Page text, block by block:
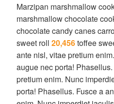
Marzipan marshmallow
marshmallow chocolate
chocolate candy canes
sweet roll20,456toffee
ante nisl, vitae pretium
augue nec porta!
pretium enim. Nunc
porta! Phasellus. Fusce a